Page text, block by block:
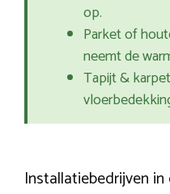
op.
Parket of
neemt de
Tapijt &
Installatiebedrijven